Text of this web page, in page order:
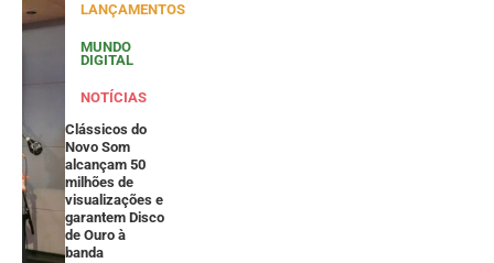
LANÇAMENTOS
MUNDO
DIGITAL
NOTÍCIAS
Clássicos do
Novo Som
alcançam 50
milhões de
visualizações e
garantem Disco
de Ouro à
banda